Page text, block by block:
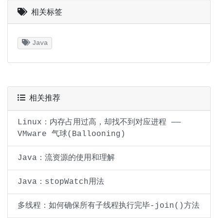
相关标签
Java
相关推荐
Linux：内存占用过高，却找不到对应进程 ——
VMware 气球(Ballooning)
Java：流资源的使用和理解
Java：stopWatch用法
多线程：如何确保所有子线程执行完毕-join()方法